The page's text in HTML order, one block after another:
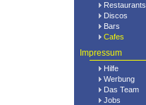
Restaurants
Discos
Bars
Cafes
Impressum
Hilfe
Werbung
Das Team
Jobs